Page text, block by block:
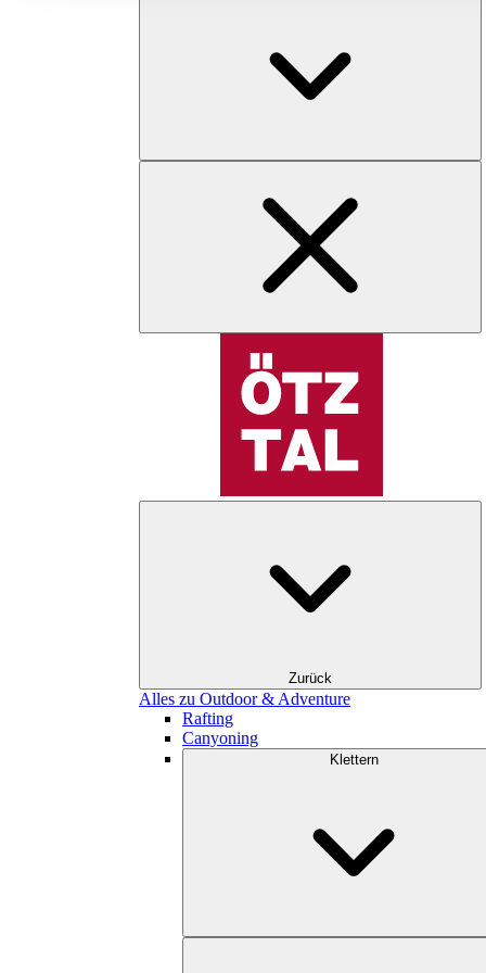
Zurück
Alles zu Outdoor & Adventure
Rafting
Canyoning
Klettern